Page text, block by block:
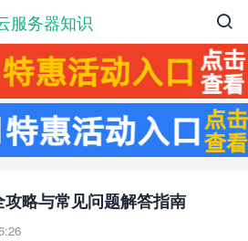
服务器知识 
略与常见问题解答指南